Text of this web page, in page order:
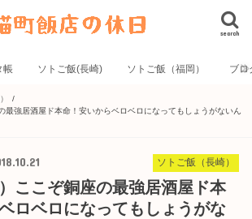
search
帳 ソトご飯(長崎) ソトご飯（福岡） ブロ
最強居酒屋ド本命！安いからベロベロになってもしょうがないん
ソトご飯（長崎）
ここぞ銅座の最強居酒屋ド本
ロベロになってもしょうがな